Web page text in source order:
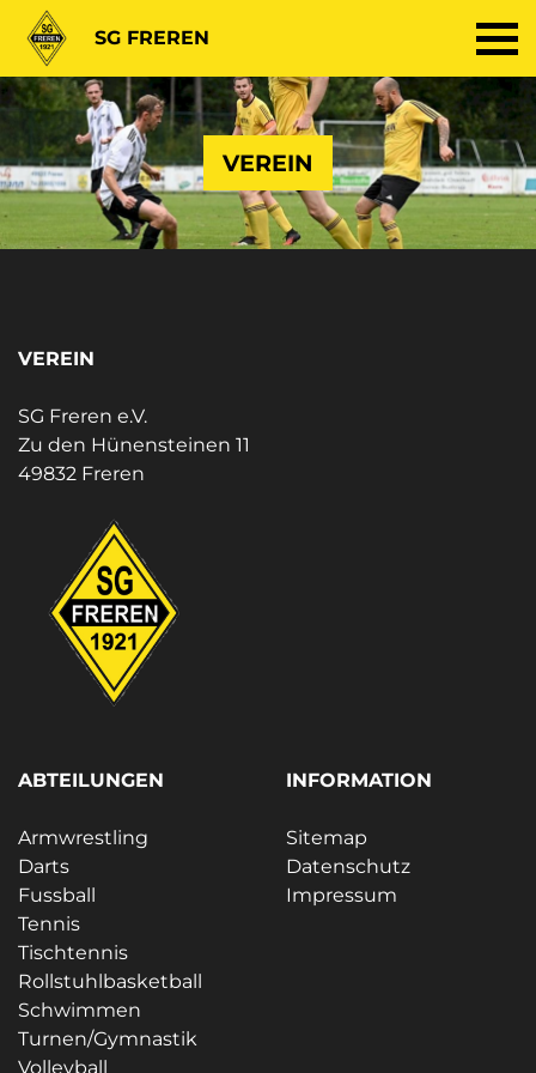
SG FREREN
VEREIN
VEREIN
SG Freren e.V.
Zu den Hünensteinen 11
49832 Freren
ABTEILUNGEN
Armwrestling
Darts
Fussball
Tennis
Tischtennis
Rollstuhlbasketball
Schwimmen
Turnen/Gymnastik
Volleyball
INFORMATION
Sitemap
Datenschutz
Impressum